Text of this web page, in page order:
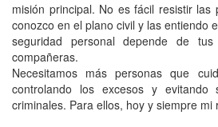
misión principal. No es fácil resistir las
conozco en el plano civil y las entiendo
seguridad personal depende de
compañeras.
Necesitamos más personas que
controlando los excesos y evitando
criminales. Para ellos, hoy y siempre mi